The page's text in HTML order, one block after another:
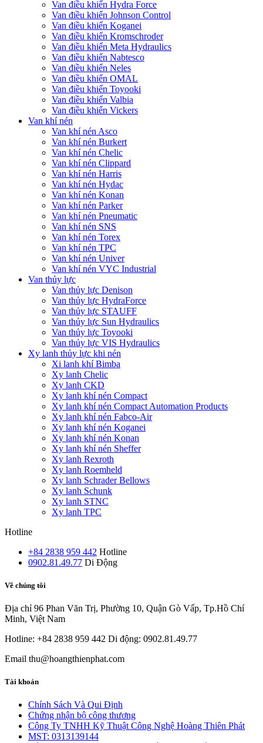
Van điều khiển Hydra Force
Van điều khiển Johnson Control
Van điều khiển Koganei
Van điều khiển Kromschroder
Van điều khiển Meta Hydraulics
Van điều khiển Nabtesco
Van điều khiển Neles
Van điều khiển OMAL
Van điều khiển Toyooki
Van điều khiển Valbia
Van điều khiển Vickers
Van khí nén
Van khí nén Asco
Van khí nén Burkert
Van khí nén Chelic
Van khí nén Clippard
Van khí nén Harris
Van khí nén Hydac
Van khí nén Konan
Van khí nén Parker
Van khí nén Pneumatic
Van khí nén SNS
Van khí nén Torex
Van khí nén TPC
Van khí nén Univer
Van khí nén VYC Industrial
Van thủy lực
Van thủy lực Denison
Van thủy lực HydraForce
Van thủy lực STAUFF
Van thủy lực Sun Hydraulics
Van thủy lực Toyooki
Van thủy lực VIS Hydraulics
Xy lanh thủy lực khi nén
Xi lanh khí Bimba
Xy lanh Chelic
Xy lanh CKD
Xy lanh khí nén Compact
Xy lanh khí nén Compact Automation Products
Xy lanh khí nén Fabco-Air
Xy lanh khí nén Koganei
Xy lanh khí nén Konan
Xy lanh khí nén Sheffer
Xy lanh Rexroth
Xy lanh Roemheld
Xy lanh Schrader Bellows
Xy lanh Schunk
Xy lanh STNC
Xy lanh TPC
Hotline
+84 2838 959 442 Hotline
0902.81.49.77 Di Động
Về chúng tôi
Địa chỉ 96 Phan Văn Trị, Phường 10, Quận Gò Vấp, Tp.Hồ Chí
Minh, Việt Nam
Hotline: +84 2838 959 442 Di động: 0902.81.49.77
Email thu@hoangthienphat.com
Tài khoản
Chính Sách Và Qui Định
Chứng nhận bộ công thương
Công Ty TNHH Kỹ Thuật Công Nghệ Hoàng Thiên Phát
MST: 0313139144